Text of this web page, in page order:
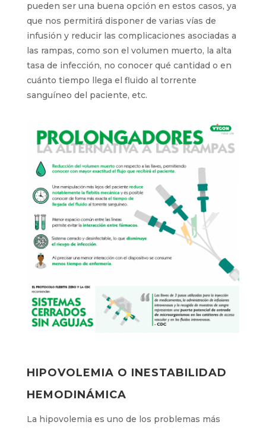
pueden ser una buena opción en estos casos, ya
que nos permitirá disponer de varias vías de
infusión y reducir las complicaciones asociadas a
las rampas, como son el volumen muerto, la alta
tasa de infección, no conocer qué cantidad o en
cuánto tiempo llega el fluido al torrente
sanguíneo del paciente, etc.
HIPOVOLEMIA O INESTABILIDAD
HEMODINÁMICA
La hipovolemia es uno de los problemas más